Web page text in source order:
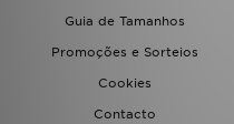
Guia de Tamanhos
Promoções e Sorteios
Cookies
Contacto